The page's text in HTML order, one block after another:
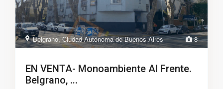
8
Belgrano,Ciudad Autónoma de Buenos Aires
EN VENTA- Monoambiente Al Frente.
Belgrano, ...